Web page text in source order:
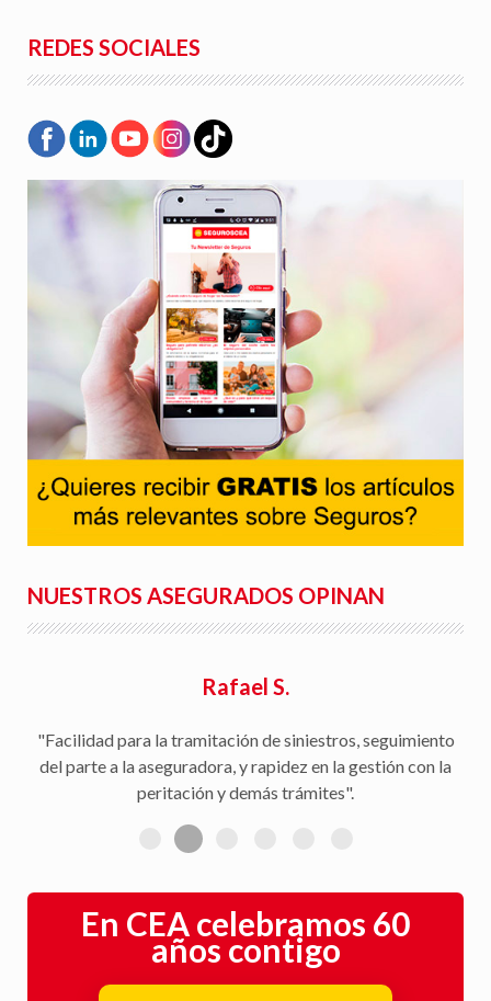
REDES SOCIALES
NUESTROS ASEGURADOS OPINAN
Rafael S.
"Facilidad para la tramitación de siniestros, seguimiento
del parte a la aseguradora, y rapidez en la gestión con la
peritación y demás trámites".
En CEA celebramos 60
años contigo